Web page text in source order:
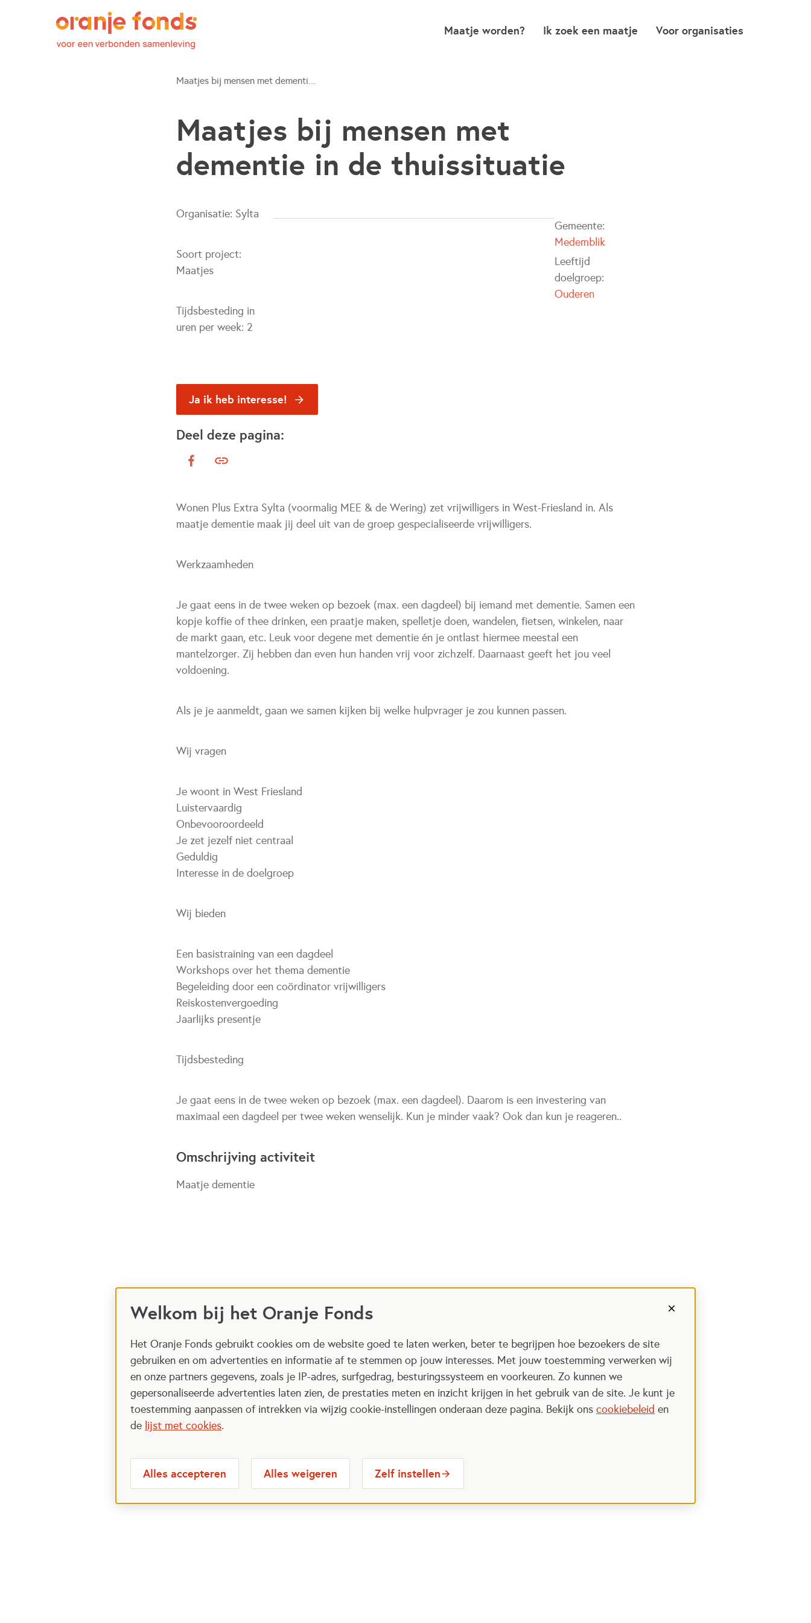
Welkom bij het Oranje Fonds
Het Oranje Fonds gebruikt cookies om de website goed te laten werken, beter te begrijpen hoe bezoekers de site
gebruiken en om advertenties en informatie af te stemmen op jouw interesses. Met jouw toestemming verwerken wij
en onze partners gegevens, zoals je IP-adres, surfgedrag, besturingssysteem en voorkeuren. Zo kunnen we
gepersonaliseerde advertenties laten zien, de prestaties meten en inzicht krijgen in het gebruik van de site. Je kunt je
toestemming aanpassen of intrekken via wijzig cookie-instellingen onderaan deze pagina. Bekijk ons cookiebeleid en
de lijst met cookies.
Alles accepteren Alles weigeren Zelf instellen
Maatje worden? Ik zoek een maatje Voor organisaties
Maatjes bij mensen met dementi...
Maatjes bij mensen met
dementie in de thuissituatie
Organisatie: Sylta
Soort project:
Maatjes
Tijdsbesteding in
uren per week: 2
Gemeente:
Medemblik
Leeftijd
doelgroep:
Ouderen
Ja ik heb interesse!
Deel deze pagina:
Wonen Plus Extra Sylta (voormalig MEE & de Wering) zet vrijwilligers in West-Friesland in. Als
maatje dementie maak jij deel uit van de groep gespecialiseerde vrijwilligers.
Werkzaamheden
Je gaat eens in de twee weken op bezoek (max. een dagdeel) bij iemand met dementie. Samen een
kopje koffie of thee drinken, een praatje maken, spelletje doen, wandelen, fietsen, winkelen, naar
de markt gaan, etc. Leuk voor degene met dementie én je ontlast hiermee meestal een
mantelzorger. Zij hebben dan even hun handen vrij voor zichzelf. Daarnaast geeft het jou veel
voldoening.
Als je je aanmeldt, gaan we samen kijken bij welke hulpvrager je zou kunnen passen.
Wij vragen
Je woont in West Friesland
Luistervaardig
Onbevooroordeeld
Je zet jezelf niet centraal
Geduldig
Interesse in de doelgroep
Wij bieden
Een basistraining van een dagdeel
Workshops over het thema dementie
Begeleiding door een coördinator vrijwilligers
Reiskostenvergoeding
Jaarlijks presentje
Tijdsbesteding
Je gaat eens in de twee weken op bezoek (max. een dagdeel). Daarom is een investering van
maximaal een dagdeel per twee weken wenselijk. Kun je minder vaak? Ook dan kun je reageren..
Omschrijving activiteit
Maatje dementie